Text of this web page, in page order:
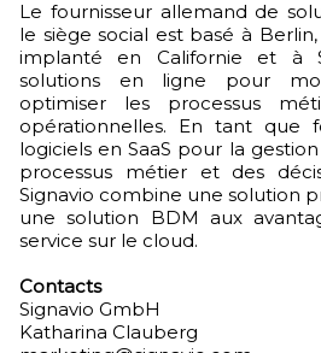
Le fournisseur allemand de
le siège social est basé à
implanté en Californie et à
solutions en ligne pour
optimiser les processus
opérationnelles. En tant que
logiciels en SaaS pour la
processus métier et des
Signavio combine une solution
une solution BDM aux
service sur le cloud.
Contacts
Signavio GmbH
Katharina Clauberg